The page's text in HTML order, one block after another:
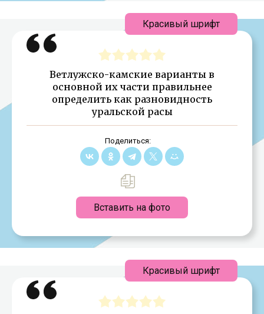
Ветлужско-камские варианты в
основной их части правильнее
определить как разновидность
уральской расы
Поделиться:
Вставить на фото
Красивый шрифт
Красивый шрифт